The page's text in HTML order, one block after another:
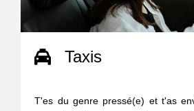
Taxis
T'es du genre pressé(e) et t'as